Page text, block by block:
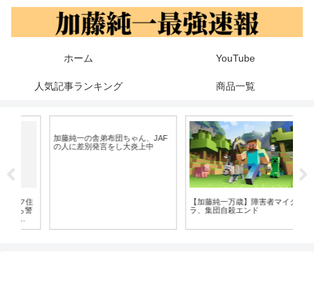
ホーム YouTube
人気記事ランキング 商品一覧
加藤純一の舎弟布団ちゃん、JAF
の人に差別発言をし大炎上中
【加藤純一万歳】障害者マイク
ラ、集団自殺エンド